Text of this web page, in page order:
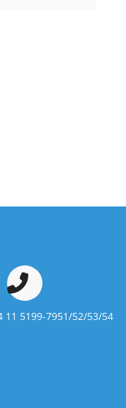
11 5199-7951/52/53/54